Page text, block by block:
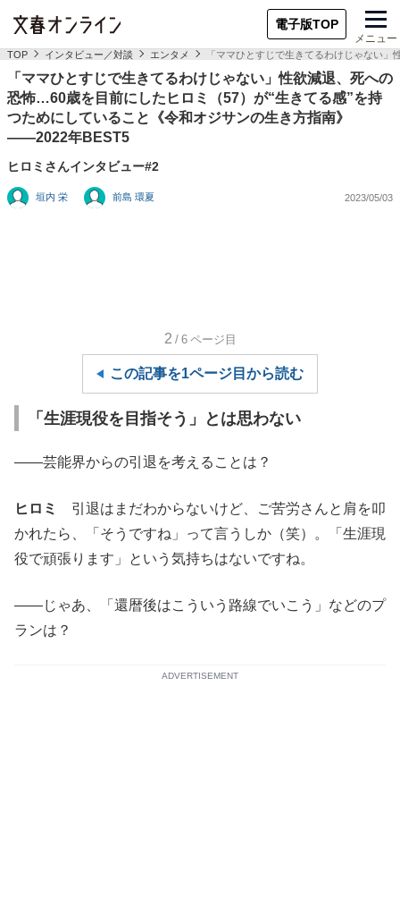
電子版TOP
メニュー
TOP インタビュー／対談 エンタメ 「ママひとすじで生きてるわけじゃない
「ママひとすじで生きてるわけじゃない」性欲減退、死への
恐怖…60歳を目前にしたヒロミ（57）が“生きてる感”を持
つためにしていること《令和オジサンの生き方指南》
――2022年BEST5
ヒロミさんインタビュー#2
垣内 栄 前島 環夏 2023/05/03
2 /6 ページ目
この記事を1ページ目から読む
「生涯現役を目指そう」とは思わない
――芸能界からの引退を考えることは？
ヒロミ
引退はまだわからないけど、ご苦労さんと肩を叩
かれたら、「そうですね」って言うしか（笑）。「生涯現
役で頑張ります」という気持ちはないですね。
――じゃあ、「還暦後はこういう路線でいこう」などのプ
ランは？
ADVERTISEMENT